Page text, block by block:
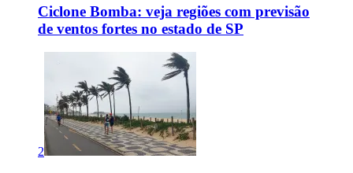
Ciclone Bomba: veja regiões com previsão
de ventos fortes no estado de SP
2